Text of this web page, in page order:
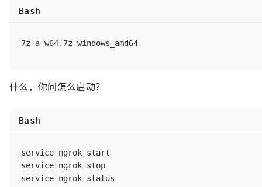
7z a w64.7z windows_amd64
Bash
什么，你问怎么启动？
service ngrok start
service ngrok stop
service ngrok status
Bash